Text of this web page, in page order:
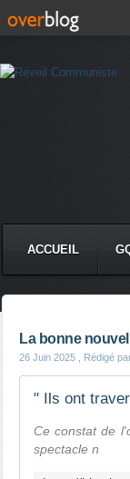
ACCUEIL
La bonne
26 Juin 2025 , Rédigé
Ce constat de
spectacle n